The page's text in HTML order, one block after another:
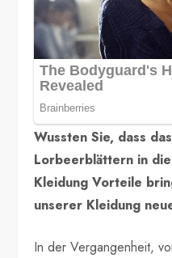
Wussten Sie, dass
Lorbeerblättern in
Kleidung Vorteile
unserer Kleidung
In der Vergangenheit,